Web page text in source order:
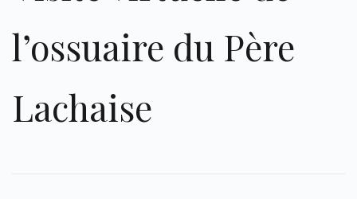
l’ossuaire du Père
Lachaise